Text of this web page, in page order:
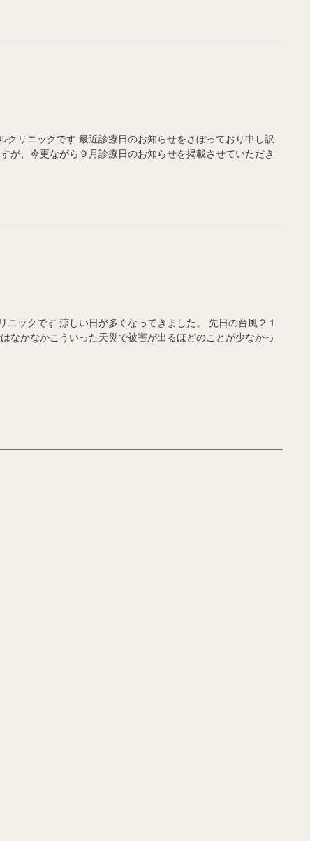
クリニックです 最近診療日のお知らせをさぼっており申し訳
が、今更ながら９月診療日のお知らせを掲載させていただき
ックです 涼しい日が多くなってきました。 先日の台風２１
なかなかこういった天災で被害が出るほどのことが少なかっ